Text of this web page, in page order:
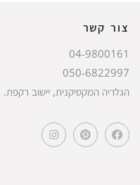
צור קשר
04-9800161
050-6822997
הגלריה המקסיקנית, יישוב רקפת.